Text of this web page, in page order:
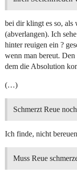
bei dir klingt es so, als
(abverlangen). Ich
hinter reuigen ein ?
wenn man bereut.
dem die Absolution
(…)
Schmerzt Reue
Ich finde, nicht
Muss Reue